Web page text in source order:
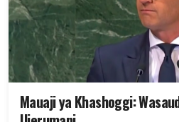
Mauaji ya Khashoggi: